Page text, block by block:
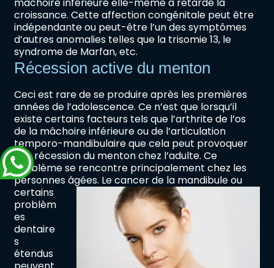
croissance. Cette affection congénitale peut être
indépendante ou peut-être l’un des symptômes
d’autres anomalies telles que la trisomie 13, le
syndrome de Marfan, etc.
Récession active du menton
Ceci est rare de se produire après les premières
années de l’adolescence. Ce n’est que lorsqu’il
existe certains facteurs tels que l’arthrite de l’os
de la mâchoire inférieure ou de l’articulation
temporo-mandibulaire que cela peut provoquer
une récession du menton chez l’adulte. Ce
problème se rencontre principalement chez les
personnes âgées. Le cancer de la mandibule ou
certains
problèm
es
dentaire
s
étendus